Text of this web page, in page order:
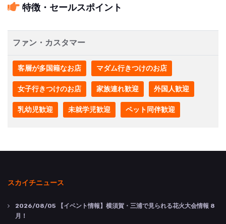
特徴・セールスポイント
ファン・カスタマー
客層が多国籍なお店 マダム行きつけのお店
女子行きつけのお店 家族連れ歓迎 外国人歓迎
乳幼児歓迎 未就学児歓迎 ペット同伴歓迎
スカイチニュース
2026/08/05 【イベント情報】横須賀・三浦で見られる花火大会情報 8
月！